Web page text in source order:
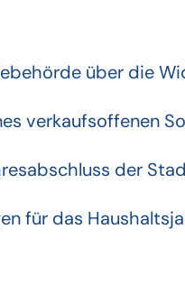
über die
verkaufsoffenen
der
für das